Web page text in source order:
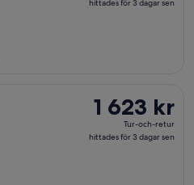
sen
hittades för 3 dagar sen
1 623 kr
Tur-
och-
1 623 kr
Tur-och-retur
hittades för 3 dagar sen